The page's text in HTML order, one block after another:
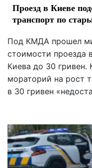
Проезд в Киеве
транспорт по
Под КМДА прошел
стоимости проезда
Киева до 30 гривен.
мораторий на рост
в 30 гривен